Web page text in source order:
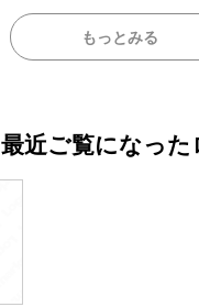
もっとみる
最近ご覧になった